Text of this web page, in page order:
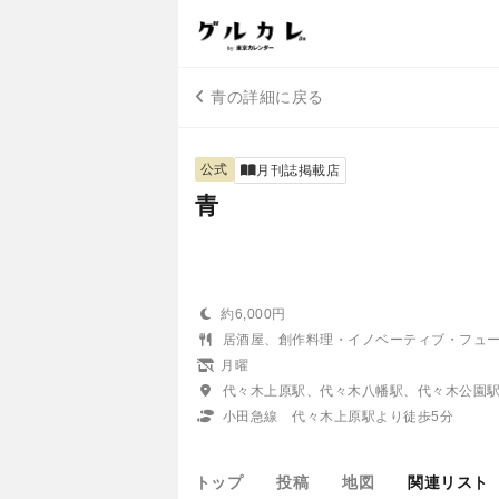
青の詳細に戻る
公式 月刊誌掲載店
青
約6,000円
居酒屋、創作料理・イノベーティブ・フュ
月曜
代々木上原駅、代々木八幡駅、代々木公園駅
小田急線 代々木上原駅より徒歩5分
トップ 投稿 地図 関連リスト